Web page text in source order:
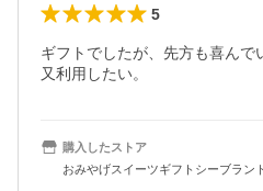
5
ギフトでしたが、先方も喜んで
又利用したい。
購入したストア
おみやげスイーツギフトシーブラン